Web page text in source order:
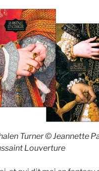
Turner © Jeannette
Louverture